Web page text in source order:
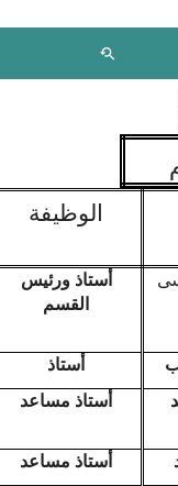
الوظيفة
أستاذ ورئيس
القسم
أستاذ
أستاذ مساعد
أستاذ مساعد